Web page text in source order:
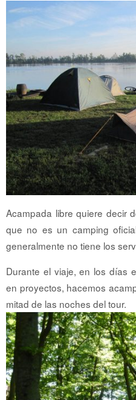
Acampada libre quiere decir
que no es un camping
generalmente no tiene los
Durante el viaje, en los días
en proyectos, hacemos
mitad de las noches del tour.